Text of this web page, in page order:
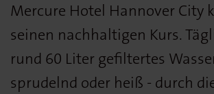
Mercure Hotel Hannover City
seinen nachhaltigen Kurs.
rund 60 Liter gefiltertes
sprudelnd oder heiß - durch